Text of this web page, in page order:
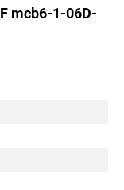
mcb6-1-06D-